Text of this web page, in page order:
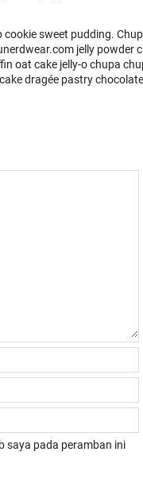
sweet pudding.
jelly
oat cake jelly-o chupa
dragée pastry
saya pada peramban ini